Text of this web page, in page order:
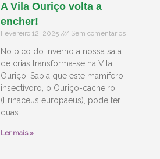
A Vila Ouriço volta a
encher!
Fevereiro 12, 2025 Sem comentários
No pico do inverno a nossa sala
de crias transforma-se na Vila
Ouriço. Sabia que este mamífero
insectívoro, o Ouriço-cacheiro
(Erinaceus europaeus), pode ter
duas
Ler mais »